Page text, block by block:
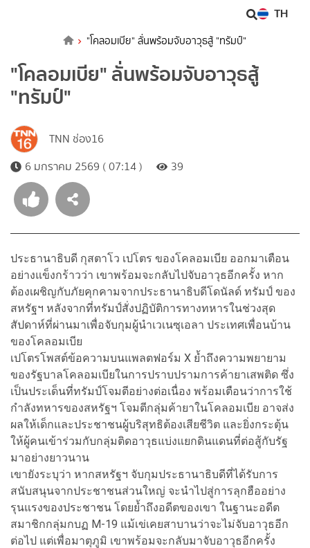
TH
"โคลอมเบีย" ลั่นพร้อมจับอาวุธสู้ "ทรัมป์"
"โคลอมเบีย" ลั่นพร้อมจับอาวุธสู้
"ทรัมป์"
TNN ช่อง16
6 มกราคม 2569 ( 07:14 )
39
ประธานาธิบดี กุสตาโว เปโตร ของโคลอมเบีย ออกมาเตือน
อย่างแข็งกร้าวว่า เขาพร้อมจะกลับไปจับอาวุธอีกครั้ง หาก
ต้องเผชิญกับภัยคุกคามจากประธานาธิบดีโดนัลด์ ทรัมป์ ของ
สหรัฐฯ หลังจากที่ทรัมป์สั่งปฏิบัติการทางทหารในช่วงสุด
สัปดาห์ที่ผ่านมาเพื่อจับกุมผู้นำเวเนซุเอลา ประเทศเพื่อนบ้าน
ของโคลอมเบีย
เปโตรโพสต์ข้อความบนแพลตฟอร์ม X ย้ำถึงความพยายาม
ของรัฐบาลโคลอมเบียในการปราบปรามการค้ายาเสพติด ซึ่ง
เป็นประเด็นที่ทรัมป์โจมตีอย่างต่อเนื่อง พร้อมเตือนว่าการใช้
กำลังทหารของสหรัฐฯ โจมตีกลุ่มค้ายาในโคลอมเบีย อาจส่ง
ผลให้เด็กและประชาชนผู้บริสุทธิต้องเสียชีวิต และยิ่งกระตุ้น
ให้ผู้คนเข้าร่วมกับกลุ่มติดอาวุธแบ่งแยกดินแดนที่ต่อสู้กับรัฐ
มาอย่างยาวนาน
เขายังระบุว่า หากสหรัฐฯ จับกุมประธานาธิบดีที่ได้รับการ
สนับสนุนจากประชาชนส่วนใหญ่ จะนำไปสู่การลุกฮืออย่าง
รุนแรงของประชาชน โดยย้ำถึงอดีตของเขา ในฐานะอดีต
สมาชิกกลุ่มกบฏ M-19 แม้เข่เคยสาบานว่าจะไม่จับอาวุธอีก
ต่อไป แต่เพื่อมาตุภูมิ เขาพร้อมจะกลับมาจับอาวุธอีกครั้ง